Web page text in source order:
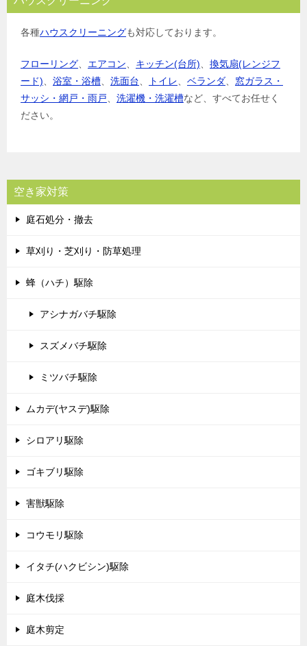
各種ハウスクリーニングも対応しております。
フローリング エアコン キッチン(台所)
換気扇(レンジフ
ード)
浴室・浴槽 洗面台 トイレ ベランダ
窓ガラス・
サッシ・網戸・雨戸
洗濯機・洗濯槽など、すべてお任せく
ださい。
空き家対策
庭石処分・撤去
草刈り・芝刈り・防草処理
蜂（ハチ）駆除
アシナガバチ駆除
スズメバチ駆除
ミツバチ駆除
ムカデ(ヤスデ)駆除
シロアリ駆除
ゴキブリ駆除
害獣駆除
コウモリ駆除
イタチ(ハクビシン)駆除
庭木伐採
庭木剪定